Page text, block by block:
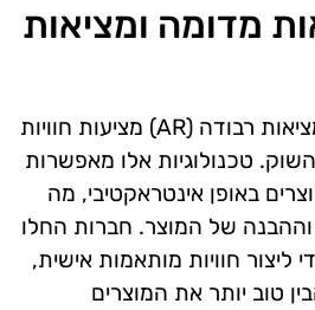
מדומה ומציאות
מציאות מדומה (VR) ומציאות רבודה (AR) מציעות חוויות
טכנולוגיות אלו מאפשרות
באופן אינטראקטיבי, מה
של המוצר. חברות החלו
ליצור חוויות מותאמות אישית,
טוב יותר את המוצרים